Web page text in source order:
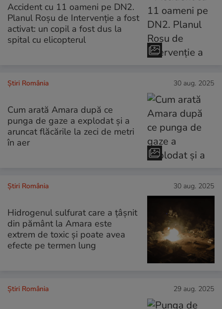
Accident cu 11 oameni pe DN2.
Planul Roșu de Intervenție a fost
activat: un copil a fost dus la
spital cu elicopterul
Știri România 30 aug. 2025
Cum arată Amara după ce
punga de gaze a explodat și a
aruncat flăcările la zeci de metri
în aer
Știri România 30 aug. 2025
Hidrogenul sulfurat care a țâșnit
din pământ la Amara este
extrem de toxic și poate avea
efecte pe termen lung
Știri România 29 aug. 2025